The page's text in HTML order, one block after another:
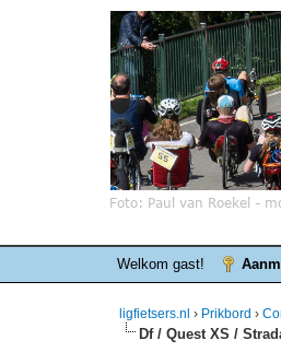
Welkom gast!
ligfietsers.nl › Prikbord ›
Df / Quest XS /